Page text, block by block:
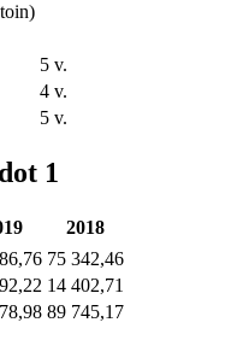
5 v.
4 v.
5 v.
1
2018
75 342,46
14 402,71
89 745,17